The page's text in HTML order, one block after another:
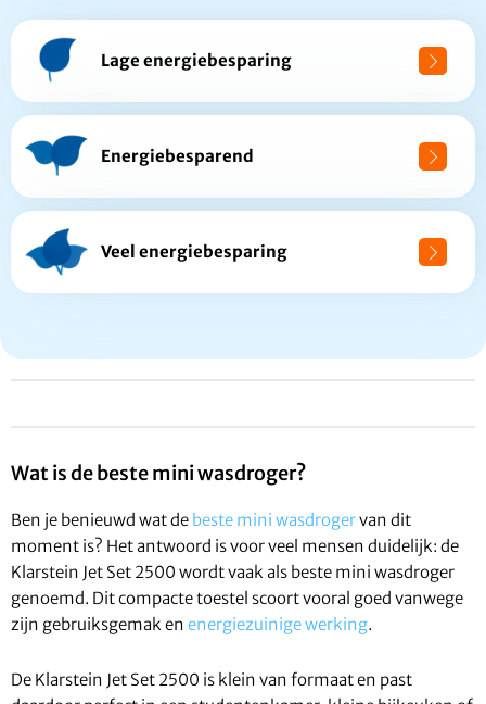
Lage energiebesparing
Energiebesparend
Veel energiebesparing
Wat is de beste mini wasdroger?
Ben je benieuwd wat de beste mini wasdrogervan dit
moment is? Het antwoord is voor veel mensen duidelijk: de
Klarstein Jet Set 2500 wordt vaak als beste mini wasdroger
genoemd. Dit compacte toestel scoort vooral goed vanwege
zijn gebruiksgemak en energiezuinige werking.
De Klarstein Jet Set 2500 is klein van formaat en past